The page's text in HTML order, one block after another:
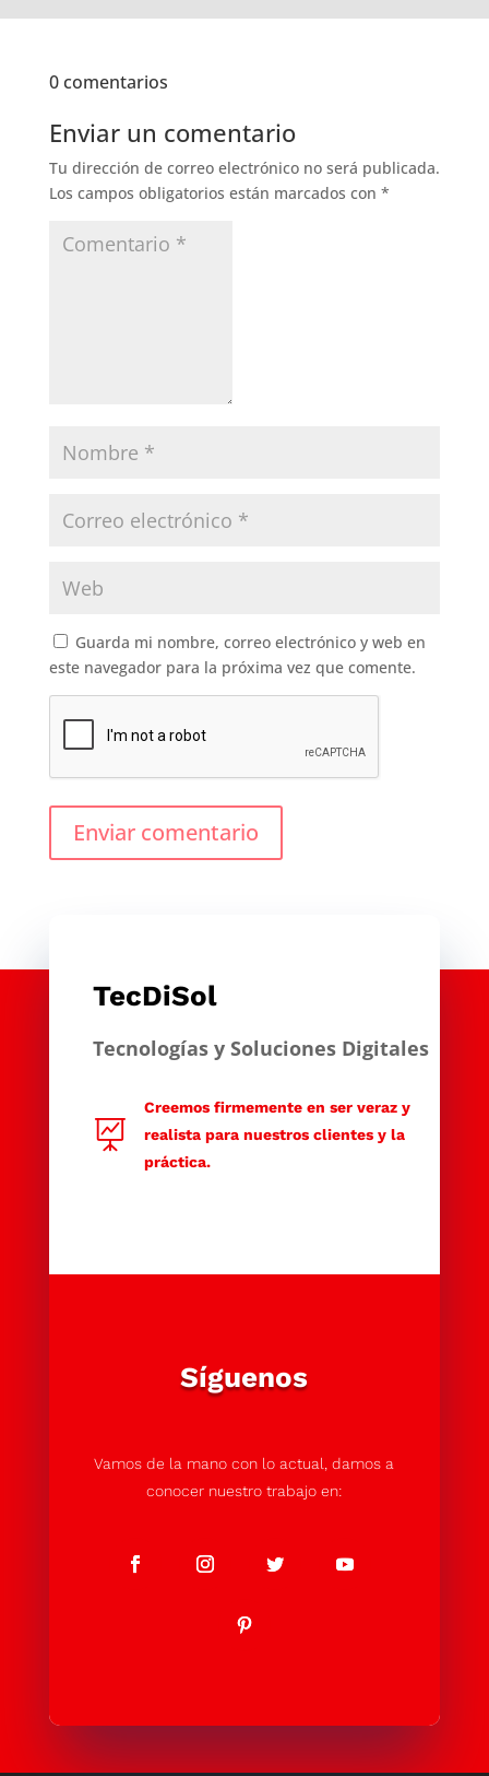
0 comentarios
Enviar un comentario
Tu dirección de correo electrónico no será publicada.
Los campos obligatorios están marcados con *
Guarda mi nombre, correo electrónico y web en
este navegador para la próxima vez que comente.
Enviar comentario
TecDiSol
Tecnologías y Soluciones Digitales

Creemos firmemente en ser veraz y
realista para nuestros clientes y la
práctica.
Síguenos
Vamos de la mano con lo actual, damos a
conocer nuestro trabajo en: